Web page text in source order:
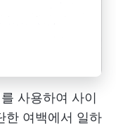
사용하여 사이
한 여백에서 일하